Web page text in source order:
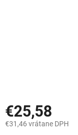
€25,58
€31,46 vrátane DPH